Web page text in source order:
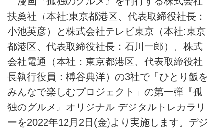
扶桑社（本社:東京都港区、代表取締役社長：
小池英彦）と株式会社テレビ東京（本社:東京
都港区、代表取締役社長：石川一郎）、株式
会社電通（本社：東京都港区、代表取締役社
長執行役員：榑谷典洋）の3社で「ひとり飯を
みんなで楽しむプロジェクト」の第一弾『孤
独のグルメ』オリジナル デジタルトレカラリ
ーを2022年12月2日(金)より実施します。デジ